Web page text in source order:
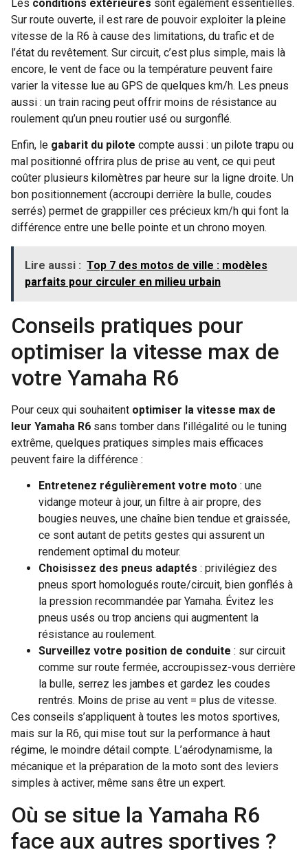
Les conditions extérieures sont également essentielles.
Sur route ouverte, il est rare de pouvoir exploiter la pleine
vitesse de la R6 à cause des limitations, du trafic et de
l’état du revêtement. Sur circuit, c’est plus simple, mais là
encore, le vent de face ou la température peuvent faire
varier la vitesse lue au GPS de quelques km/h. Les pneus
aussi : un train racing peut offrir moins de résistance au
roulement qu’un pneu routier usé ou surgonflé.
Enfin, le gabarit du pilote compte aussi : un pilote trapu ou
mal positionné offrira plus de prise au vent, ce qui peut
coûter plusieurs kilomètres par heure sur la ligne droite. Un
bon positionnement (accroupi derrière la bulle, coudes
serrés) permet de grappiller ces précieux km/h qui font la
différence entre une belle pointe et un chrono moyen.
Lire aussi : Top 7 des motos de ville : modèles
parfaits pour circuler en milieu urbain
Conseils pratiques pour
optimiser la vitesse max de
votre Yamaha R6
Pour ceux qui souhaitent optimiser la vitesse max de
leur Yamaha R6 sans tomber dans l’illégalité ou le tuning
extrême, quelques pratiques simples mais efficaces
peuvent faire la différence :
Entretenez régulièrement votre moto : une
vidange moteur à jour, un filtre à air propre, des
bougies neuves, une chaîne bien tendue et graissée,
ce sont autant de petits gestes qui assurent un
rendement optimal du moteur.
Choisissez des pneus adaptés : privilégiez des
pneus sport homologués route/circuit, bien gonflés à
la pression recommandée par Yamaha. Évitez les
pneus usés ou trop anciens qui augmentent la
résistance au roulement.
Surveillez votre position de conduite : sur circuit
comme sur route fermée, accroupissez-vous derrière
la bulle, serrez les jambes et gardez les coudes
rentrés. Moins de prise au vent = plus de vitesse.
Ces conseils s’appliquent à toutes les motos sportives,
mais sur la R6, qui mise tout sur la performance à haut
régime, le moindre détail compte. L’aérodynamisme, la
mécanique et la préparation de la moto sont des leviers
simples à activer, même sans être un expert.
Où se situe la Yamaha R6
face aux autres sportives ?